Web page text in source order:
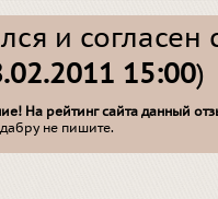
и согласен
15:00)
На рейтинг сайта данный
не пишите.